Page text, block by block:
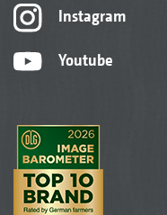
Instagram
Youtube